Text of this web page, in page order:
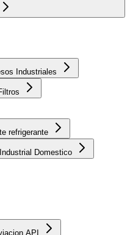
Industriales
refrigerante
Domestico
de Aviacion API